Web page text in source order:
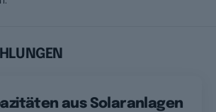
aus Solaranlagen